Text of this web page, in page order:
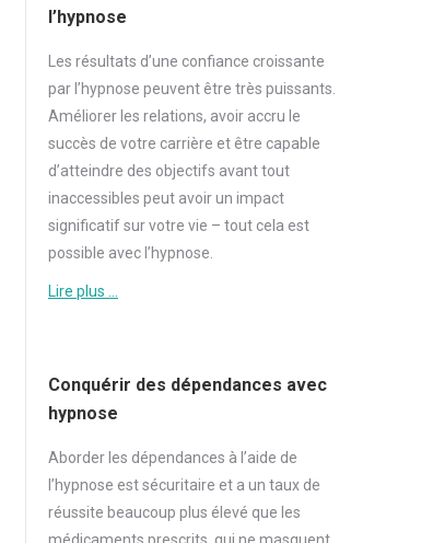
l’hypnose
Les résultats d’une confiance croissante
par l’hypnose peuvent être très puissants.
Améliorer les relations, avoir accru le
succès de votre carrière et être capable
d’atteindre des objectifs avant tout
inaccessibles peut avoir un impact
significatif sur votre vie – tout cela est
possible avec l’hypnose.
Lire plus …
Conquérir des dépendances avec
hypnose
Aborder les dépendances à l’aide de
l’hypnose est sécuritaire et a un taux de
réussite beaucoup plus élevé que les